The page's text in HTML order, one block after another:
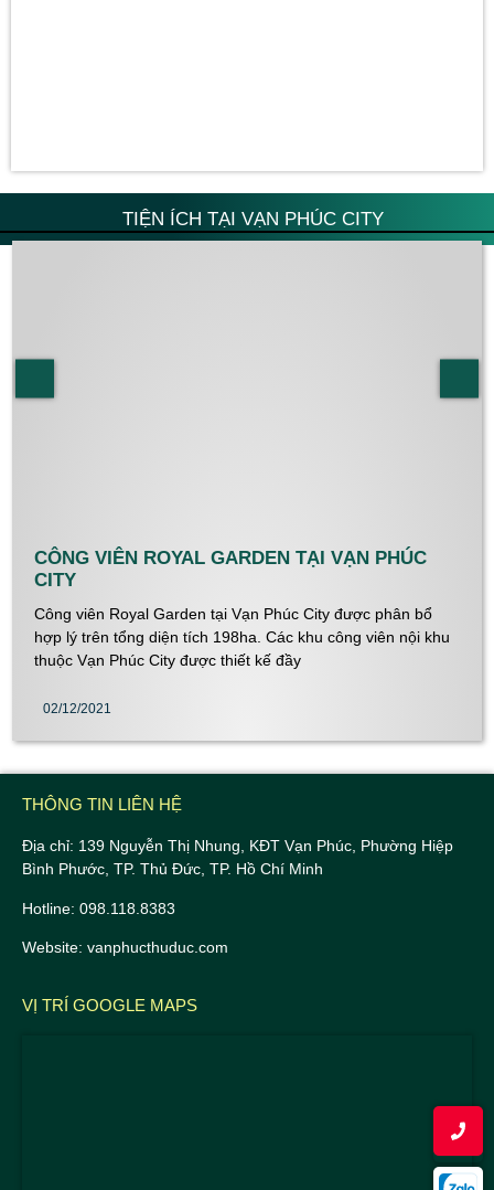
TIỆN ÍCH TẠI VẠN PHÚC CITY
CÔNG VIÊN ROYAL GARDEN TẠI VẠN PHÚC
CITY
Công viên Royal Garden tại Vạn Phúc City được phân bổ
hợp lý trên tổng diện tích 198ha. Các khu công viên nội khu
thuộc Vạn Phúc City được thiết kế đầy
02/12/2021
THÔNG TIN LIÊN HỆ
Địa chỉ: 139 Nguyễn Thị Nhung, KĐT Vạn Phúc, Phường Hiệp
Bình Phước, TP. Thủ Đức, TP. Hồ Chí Minh
Hotline: 098.118.8383
Website: vanphucthuduc.com
VỊ TRÍ GOOGLE MAPS